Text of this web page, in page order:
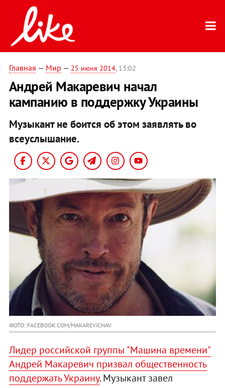
Главная — Мир — 25 июня 2014, 13:02
Андрей Макаревич начал
кампанию в поддержку Украины
Музыкант не боится об этом заявлять во
всеуслышание.
ФОТО: FACEBOOK.COM/MAKAREVICHAV
Лидер российской группы "Машина времени"
Андрей Макаревич призвал общественность
поддержать Украину. Музыкант завел